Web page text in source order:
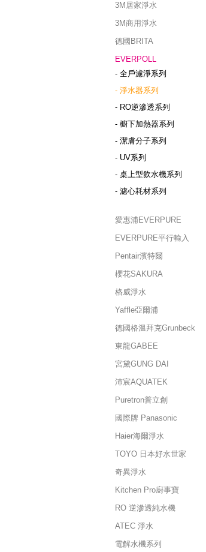
3M居家淨水
3M商用淨水
德國BRITA
EVERPOLL
- 全戶濾淨系列
- 淨水器系列
- RO逆滲透系列
- 櫥下加熱器系列
- 潔膚分子系列
- UV系列
- 桌上型飲水機系列
- 濾心耗材系列
愛惠浦EVERPURE
EVERPURE平行輸入
Pentair濱特爾
櫻花SAKURA
格威淨水
Yaffle亞爾浦
德國格溫拜克Grunbeck
東龍GABEE
宮黛GUNG DAI
沛宸AQUATEK
Puretron普立創
國際牌 Panasonic
Haier海爾淨水
TOYO 日本好水世家
奇異淨水
Kitchen Pro廚事寶
RO 逆滲透純水機
ATEC 淨水
電解水機系列